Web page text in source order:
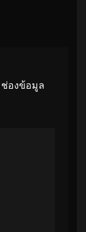
ช่องข้อมูล